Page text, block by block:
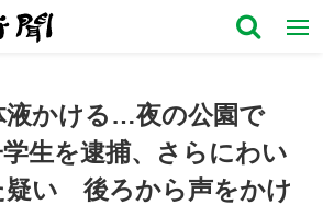
液かける…夜の公園で
生を逮捕、さらにわい
疑い 後ろから声をかけ